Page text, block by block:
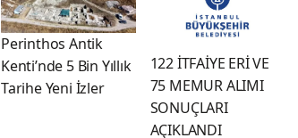
Perinthos Antik
Kenti’nde 5 Bin Yıllık
Tarihe Yeni İzler
122 İTFAİYE ERİ VE
75 MEMUR ALIMI
SONUÇLARI
AÇIKLANDI